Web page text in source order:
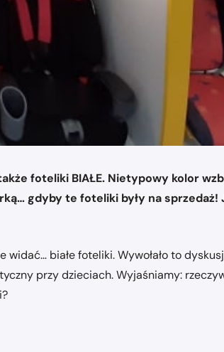
foteliki BIAŁE. Nietypowy kolor
gdyby te foteliki były na sprzedaż!
białe foteliki. Wywołało to
przy dzieciach. Wyjaśniamy: